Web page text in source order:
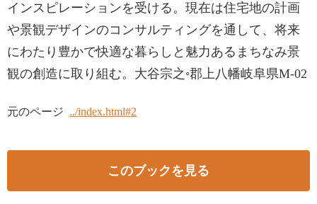
インスピレーションを受ける。現在は住宅地の計画
や景観デザインのコンサルティングを通して、将来
にわたり豊かで快適な暮らしと魅力あるまちなみ景
観の創造に取り組む。大谷宗之◦郡上八幡岐阜県M-02
元のページ ../index.html#2
このブックを見る